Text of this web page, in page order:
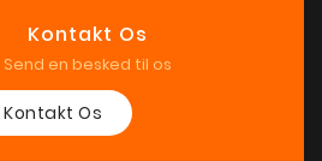
Kontakt Os
Send en besked til os
Kontakt Os